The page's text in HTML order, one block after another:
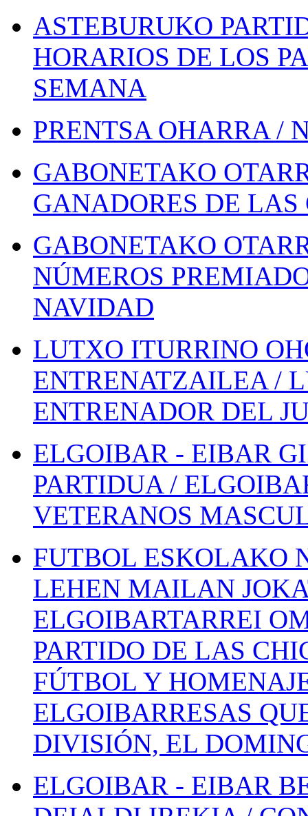
ASTEBURUKO
HORARIOS DE LOS
SEMANA
PRENTSA OHARRA /
GABONETAKO
GANADORES DE
GABONETAKO
NÚMEROS
NAVIDAD
LUTXO ITURRINO
ENTRENATZAILEA /
ENTRENADOR DEL
ELGOIBAR - EIBAR
PARTIDUA /
VETERANOS
FUTBOL ESKOLAKO
LEHEN MAILAN
ELGOIBARTARREI
PARTIDO DE LAS
FÚTBOL Y
ELGOIBARRESAS
DIVISIÓN, EL
ELGOIBAR - EIBAR